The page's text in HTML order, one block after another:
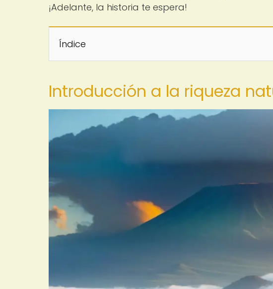
¡Adelante, la historia te espera!
Índice
Introducción a la riqueza